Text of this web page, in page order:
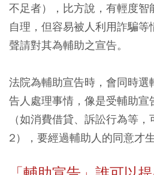
不足者），比方說，有輕度智
自理，但容易被人利用詐騙
聲請對其為輔助之宣告。
法院為輔助宣告時，會同時選
告人處理事情，像是受輔助宣
（如消費借貸、訴訟行為等
2），要經過輔助人的同意才生